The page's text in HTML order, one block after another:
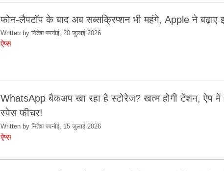
फोन-लैपटॉप के बाद अब सब्सक्रिप्शन भी महंगे, Apple ने बढ़ाए
Written by नितेश पपनोई, 20 जुलाई 2026
ऐप्स
WhatsApp बैकअप खा रहा है स्टोरेज? खत्म होगी टेंशन, ऐप में
स्पेस फीचर!
Written by नितेश पपनोई, 15 जुलाई 2026
ऐप्स